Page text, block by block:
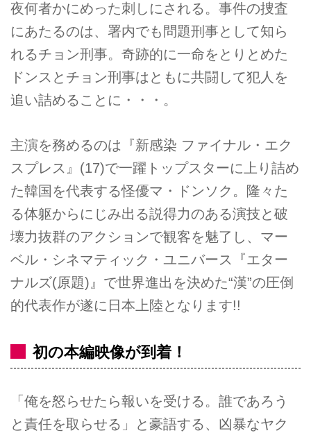
夜何者かにめった刺しにされる。事件の捜査
にあたるのは、署内でも問題刑事として知ら
れるチョン刑事。奇跡的に一命をとりとめた
ドンスとチョン刑事はともに共闘して犯人を
追い詰めることに・・・。
主演を務めるのは『新感染 ファイナル・エク
スプレス』(17)で一躍トップスターに上り詰め
た韓国を代表する怪優マ・ドンソク。隆々た
る体躯からにじみ出る説得力のある演技と破
壊力抜群のアクションで観客を魅了し、マー
ベル・シネマティック・ユニバース『エター
ナルズ(原題)』で世界進出を決めた“漢”の圧倒
的代表作が遂に日本上陸となります!!
初の本編映像が到着！
「俺を怒らせたら報いを受ける。誰であろう
と責任を取らせる」と豪語する、凶暴なヤク